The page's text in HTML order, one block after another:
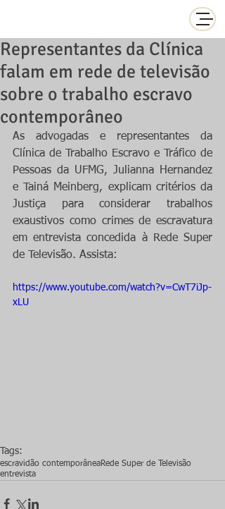
Representantes da Clínica
falam em rede de televisão
sobre o trabalho escravo
contemporâneo
As advogadas e representantes da
Clínica de Trabalho Escravo e Tráfico de
Pessoas da UFMG, Julianna Hernandez
e Tainá Meinberg, explicam critérios da
Justiça para considerar trabalhos
exaustivos como crimes de escravatura
em entrevista concedida à Rede Super
de Televisão. Assista:
https://www.youtube.com/watch?v=CwT7iJp-
xLU
Tags:
escravidão contemporâneaRede Super de Televisão
entrevista